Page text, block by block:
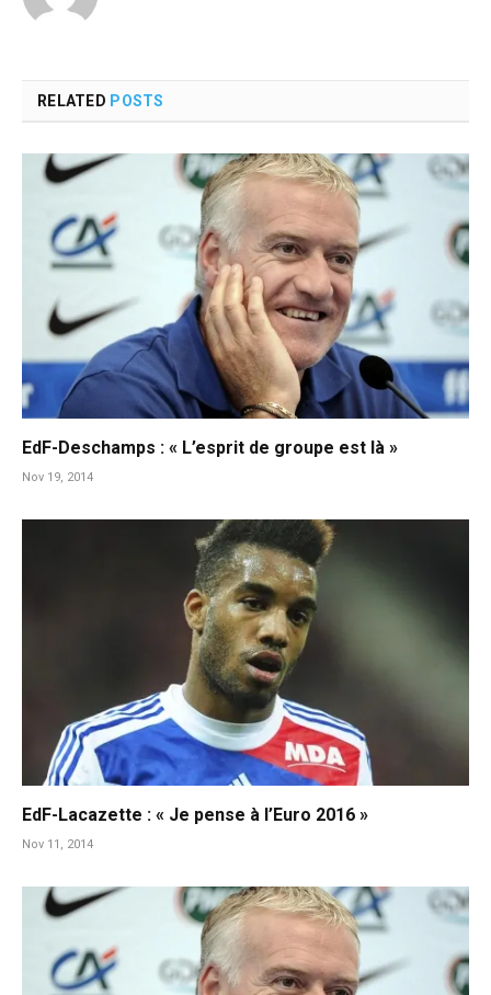
RELATED POSTS
EdF-Deschamps : « L’esprit de groupe est là »
Nov 19, 2014
EdF-Lacazette : « Je pense à l’Euro 2016 »
Nov 11, 2014